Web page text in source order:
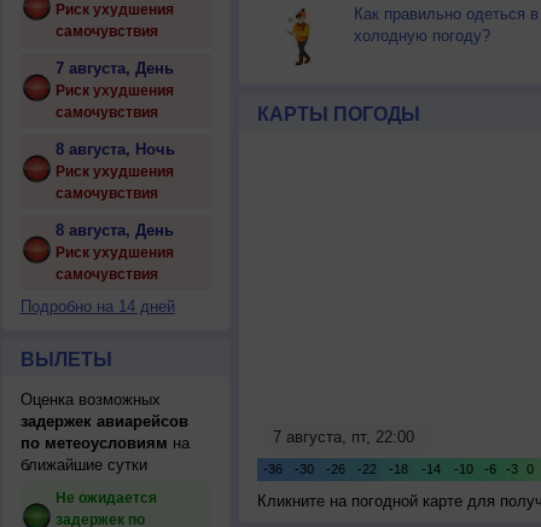
Риск ухудшения
самочувствия
7 августа, День
Риск ухудшения
самочувствия
8 августа, Ночь
Риск ухудшения
самочувствия
8 августа, День
Риск ухудшения
самочувствия
Подробно на 14 дней
ВЫЛЕТЫ
Оценка возможных
задержек авиарейсов
по метеоусловиям на
ближайшие сутки
Не ожидается
задержек по
Как правильно одеться в
холодную погоду?
КАРТЫ ПОГОДЫ
Кликните на погодной карте для